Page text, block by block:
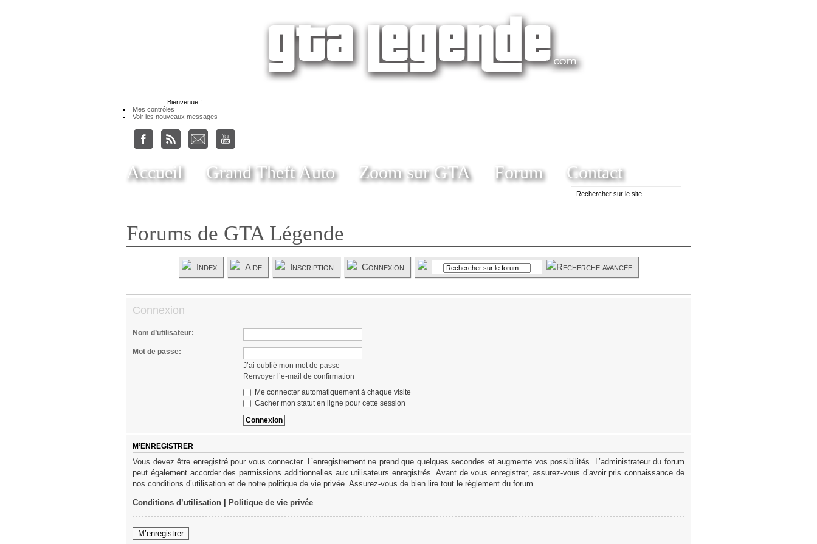
Bienvenue !
Mes contrôles
Voir les nouveaux messages
Accueil Grand Theft Auto Zoom sur GTA Forum Contact
Forums de GTA Légende
Index Aide Inscription Connexion
Connexion
Nom d’utilisateur:
Mot de passe:
J’ai oublié mon mot de passe
Renvoyer l’e-mail de confirmation
Me connecter automatiquement à chaque visite
Cacher mon statut en ligne pour cette session
M’ENREGISTRER
Vous devez être enregistré pour vous connecter. L’enregistrement ne prend que quelques secondes et augmente vos possibilités. L’administrateur du forum
peut également accorder des permissions additionnelles aux utilisateurs enregistrés. Avant de vous enregistrer, assurez-vous d’avoir pris connaissance de
nos conditions d’utilisation et de notre politique de vie privée. Assurez-vous de bien lire tout le règlement du forum.
Conditions d’utilisation Politique de vie privée
M’enregistrer